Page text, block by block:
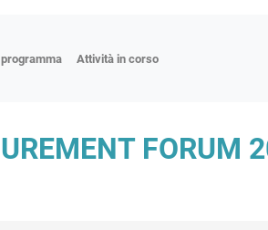
Attività in corso
Fiere
Workshop FORUM